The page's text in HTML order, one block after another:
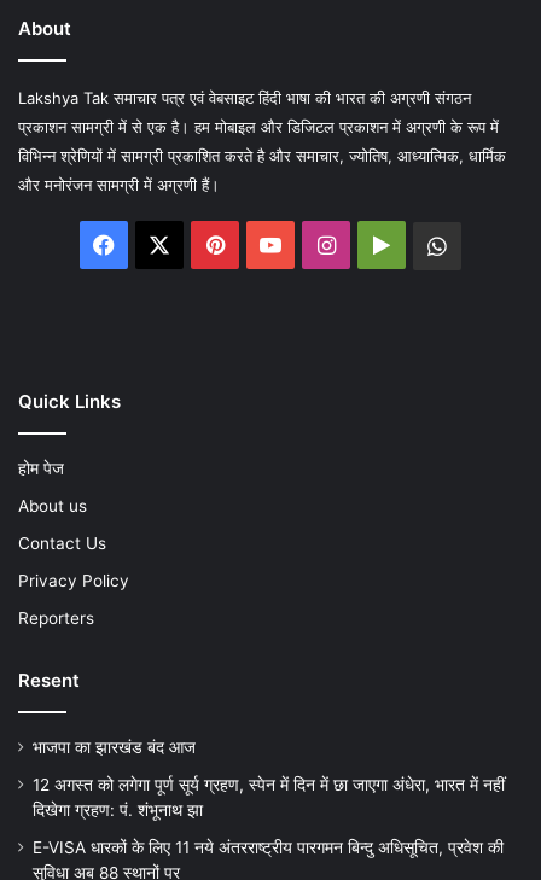
About
Lakshya Tak समाचार पत्र एवं वेबसाइट हिंदी भाषा की भारत की अग्रणी संगठन
प्रकाशन सामग्री में से एक है। हम मोबाइल और डिजिटल प्रकाशन में अग्रणी के रूप में
विभिन्न श्रेणियों में सामग्री प्रकाशित करते है और समाचार, ज्योतिष, आध्यात्मिक, धार्मिक
और मनोरंजन सामग्री में अग्रणी हैं।
Facebook PinterestYouTubeInstagram
Google
Quick Links
होम पेज
About us
Contact Us
Privacy Policy
Reporters
Resent
भाजपा का झारखंड बंद आज
12 अगस्त को लगेगा पूर्ण सूर्य ग्रहण, स्पेन में दिन में छा जाएगा अंधेरा, भारत में नहीं
दिखेगा ग्रहण: पं. शंभूनाथ झा
E-VISA धारकों के लिए 11 नये अंतरराष्ट्रीय पारगमन बिन्दु अधिसूचित, प्रवेश की
सुविधा अब 88 स्थानों पर